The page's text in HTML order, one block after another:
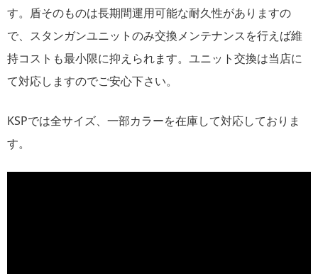
す。盾そのものは長期間運用可能な耐久性がありますの
で、スタンガンユニットのみ交換メンテナンスを行えば維
持コストも最小限に抑えられます。ユニット交換は当店に
て対応しますのでご安心下さい。
KSPでは全サイズ、一部カラーを在庫して対応しておりま
す。